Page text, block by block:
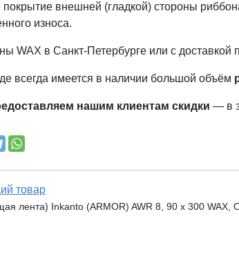
внешней (гладкой) стороны
износа.
WAX в Санкт-Петербурге или с
всегда имеется в наличии большой объём
нашим клиентам скидки — в
товар
лента) Inkanto (ARMOR) AWR 8, 90 x 300 WAX,